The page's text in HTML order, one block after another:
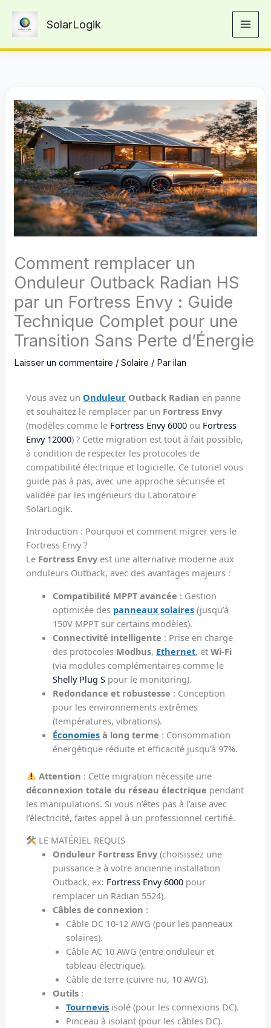
contenu
SolarLogik
Comment remplacer un
Onduleur Outback Radian HS
par un Fortress Envy : Guide
Technique Complet pour une
Transition Sans Perte d’Énergie
Laisser un commentaire /Solaire / Parilan
Vous avez unOnduleur Outback Radian en panne
et souhaitez le remplacer par un Fortress Envy
(modèles comme le Fortress Envy 6000 ou Fortress
Envy 12000) ? Cette migration est tout à fait possible,
à condition de respecter les protocoles de
compatibilité électrique et logicielle. Ce tutoriel vous
guide pas à pas, avec une approche sécurisée et
validée par les ingénieurs du Laboratoire
SolarLogik.
Introduction : Pourquoi et comment migrer vers le
Fortress Envy ?
Le Fortress Envy est une alternative moderne aux
onduleurs Outback, avec des avantages majeurs :
Compatibilité MPPT avancée : Gestion
optimisée des panneaux solaires (jusqu’à
150V MPPT sur certains modèles).
Connectivité intelligente : Prise en charge
des protocoles Modbus, Ethernet, etWi-Fi
(via modules complémentaires comme le
Shelly Plug S pour le monitoring).
Redondance et robustesse : Conception
pour les environnements extrêmes
(températures, vibrations).
Économies à long terme : Consommation
énergétique réduite et efficacité jusqu’à 97%.
Attention : Cette migration nécessite une
déconnexion totale du réseau électrique pendant
les manipulations. Si vous n’êtes pas à l’aise avec
l’électricité, faites appel à un professionnel certifié.
LE MATÉRIEL REQUIS
Onduleur Fortress Envy (choisissez une
puissance ≥ à votre ancienne installation
Outback, ex: Fortress Envy 6000 pour
remplacer un Radian 5524).
Câbles de connexion :
Câble DC 10-12 AWG (pour les panneaux
solaires).
Câble AC 10 AWG (entre onduleur et
tableau électrique).
Câble de terre (cuivre nu, 10 AWG).
Outils :
Tournevis isolé (pour les connexions DC).
Pinceau à isolant (pour les câbles DC).